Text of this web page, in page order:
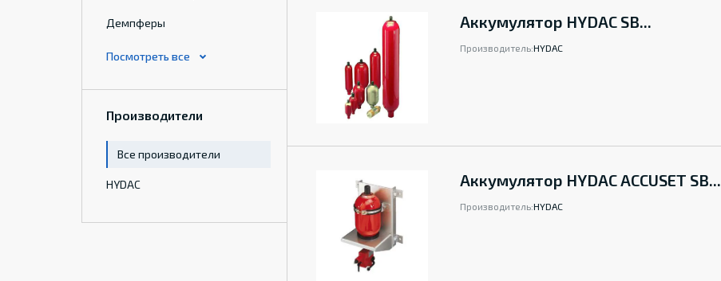
Демпферы
Производители
Все производители
HYDAC
Аккумулятор HYDAC SB...
Производитель:HYDAC
Аккумулятор HYDAC ACCUSET SB...
Производитель:HYDAC